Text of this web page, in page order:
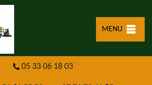
MENU
05 33 06 18 03